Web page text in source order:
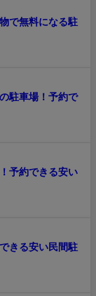
で無料になる駐
駐車場！予約で
予約できる安い
きる安い民間駐